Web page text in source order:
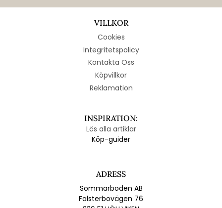
VILLKOR
Cookies
Integritetspolicy
Kontakta Oss
Köpvillkor
Reklamation
INSPIRATION:
Läs alla artiklar
Köp-guider
ADRESS
Sommarboden AB
Falsterbovägen 76